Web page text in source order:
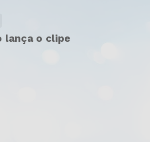
lança o clipe